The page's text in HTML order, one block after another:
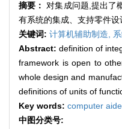
摘要：对集成问题,提出了
有系统的集成、支持零件
关键词: 计算机辅助制造,
Abstract: definition of
framework is open to
whole design and
definitions of units of
Key words: computer
中图分类号: